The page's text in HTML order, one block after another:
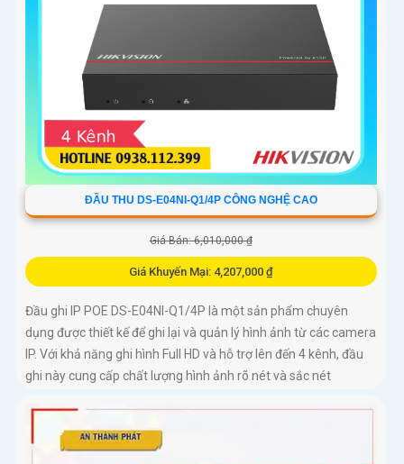
ĐẦU THU DS-E04NI-Q1/4P CÔNG NGHỆ CAO
Giá Bán: 6,010,000 ₫
Giá Khuyến Mại: 4,207,000 ₫
Đầu ghi IP POE DS-E04NI-Q1/4P là một sản phẩm chuyên
dụng được thiết kế để ghi lại và quản lý hình ảnh từ các camera
IP. Với khả năng ghi hình Full HD và hỗ trợ lên đến 4 kênh, đầu
ghi này cung cấp chất lượng hình ảnh rõ nét và sắc nét